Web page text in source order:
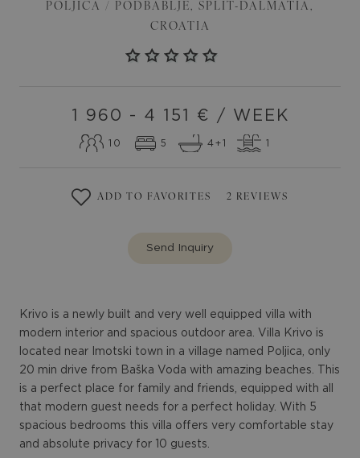
POLJICA / PODBABLJE, SPLIT-DALMATIA ,
CROATIA
1 960 - 4 151 € / WEEK
10 5 4+1 1
ADD TO FAVORITES 2 REVIEWS
Send Inquiry
Krivo is a newly built and very well equipped villa with
modern interior and spacious outdoor area. Villa Krivo is
located near Imotski town in a village named Poljica, only
20 min drive from Baška Voda with amazing beaches. This
is a perfect place for family and friends, equipped with all
that modern guest needs for a perfect holiday. With 5
spacious bedrooms this villa offers very comfortable stay
and absolute privacy for 10 guests.